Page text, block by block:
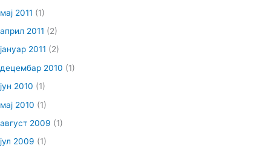
мај 2011 (1)
април 2011 (2)
јануар 2011 (2)
децембар 2010 (1)
јун 2010 (1)
мај 2010 (1)
август 2009 (1)
јул 2009 (1)